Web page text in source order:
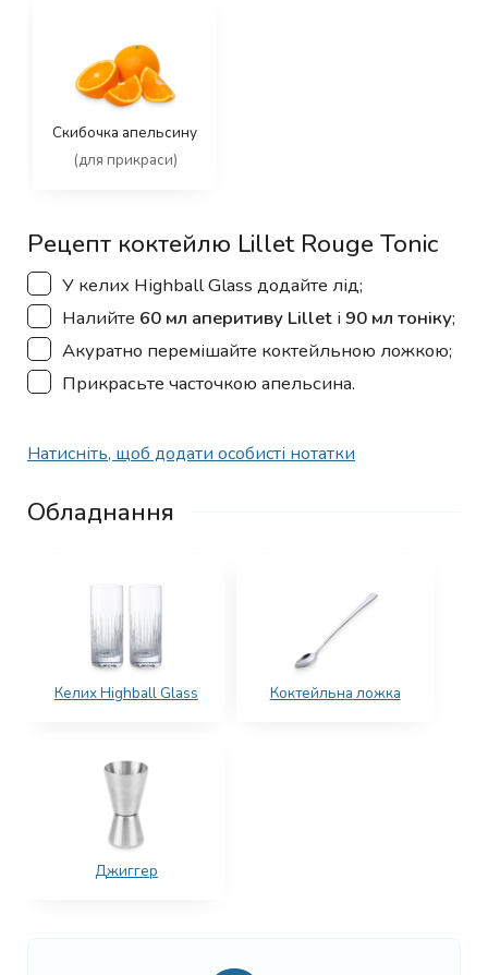
Скибочка апельсину
(для прикраси)
Рецепт коктейлю Lillet Rouge Tonic
▢
У келих Highball Glass додайте лід;
▢
Налийте 60 мл аперитиву Lillet і 90 мл тоніку;
▢
Акуратно перемішайте коктейльною ложкою;
▢
Прикрасьте часточкою апельсина.
Натисніть, щоб додати особисті нотатки
Обладнання
Келих Highball Glass Коктейльна ложка
Джиггер